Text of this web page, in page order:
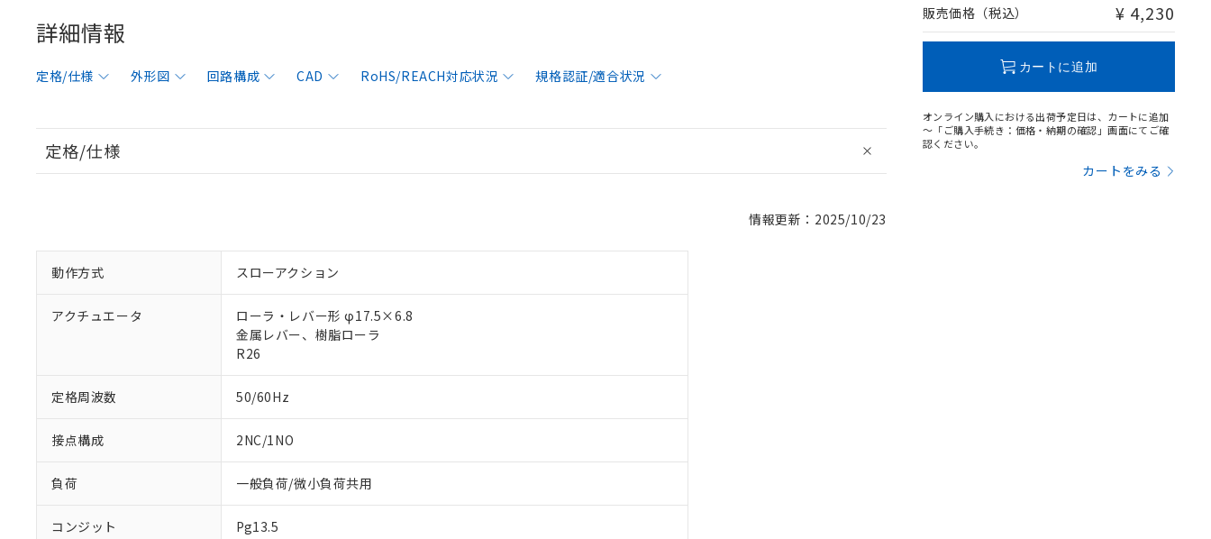
詳細情報
定格/仕様 外形図 回路構成 CAD RoHS/REACH対応状況 規格認証/適合状況
定格/仕様
情報更新：2025/10/23
動作方式 スローアクション
アクチュエータ
ローラ・レバー形 φ17.5×6.8
金属レバー、樹脂ローラ
R26
定格周波数 50/60Hz
接点構成 2NC/1NO
負荷 一般負荷/微小負荷共用
コンジット
Pg13.5
販売価格（税込） ¥ 4,230
カートに追加
オンライン購入における出荷予定日は、カートに追加
～「ご購入手続き：価格・納期の確認」画面にてご確
認ください。
カートをみる